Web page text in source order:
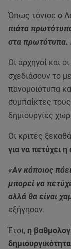
Όπως τόνισε ο
πιάτα
στα πρωτότυπα.
Οι αρχηγοί και
σχεδιάσουν το
πανομοιότυπα
συμπαίκτες
δημιουργίες
Οι κριτές
για να πετύχει
«Αν κάποιος
μπορεί να
αλλά θα είναι
εξήγησαν.
Έτσι, η